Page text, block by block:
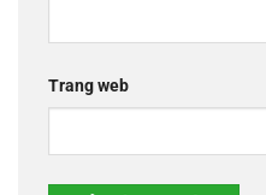
Trang web